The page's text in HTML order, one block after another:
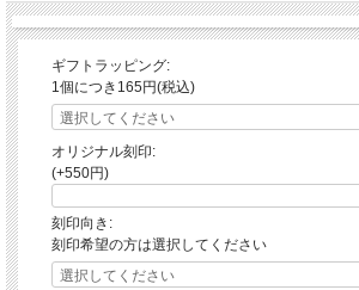
ギフトラッピング:
1個につき165円(税込)
オリジナル刻印:
(+550円)
刻印向き:
刻印希望の方は選択してください